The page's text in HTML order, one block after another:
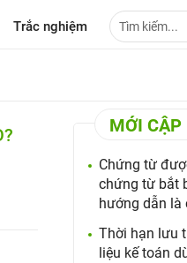
Trắc nghiệm
MỚI CẬP
Chứng từ
chứng từ bắt
hướng dẫn là
Thời hạn lưu
liệu kế toán